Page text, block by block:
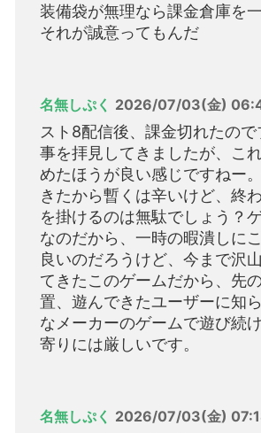
装備袋が無理なら課金倉庫を
それが誠意ってもんだ
名無しぷく 2026/07/03(金)
スト8配信後、課金切れたの
事を拝見してきましたが、こ
めたほうが良い感じですねー
きたから暫くは辛いけど、終
を掛けるのは無駄でしょう？
なのだから、一時の暇潰しに
良いのだろうけど、今まで沢
てきたこのゲームだから、先
置、遊んできたユーザーに知
なメーカーのゲームで遊び続
寄りには厳しいです。
名無しぷく 2026/07/03(金)